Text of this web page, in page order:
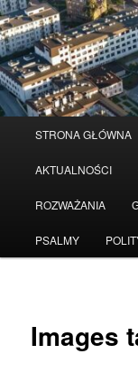
Przeskocz
do
tekstu
STRONA GŁÓWNA
AKTUALNOŚCI
ROZWAŻANIA
PSALMY
Images
Serwis wykorzystuje